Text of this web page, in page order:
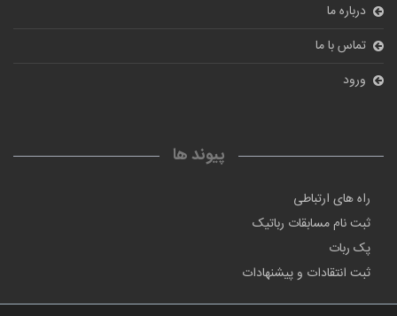
درباره ما
تماس با ما
ورود
پیوند ها
راه های ارتباطی
ثبت نام مسابقات رباتیک
پک ربات
ثبت انتقادات و پیشنهادات